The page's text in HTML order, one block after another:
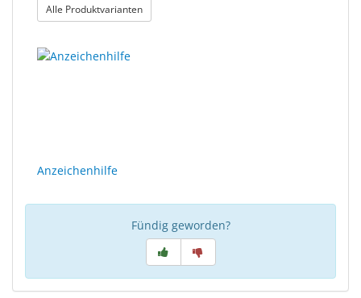
Alle Produktvarianten: Stegstützenbrücken für Kunststofffassungen
Anzeichenhilfe
Fündig geworden?